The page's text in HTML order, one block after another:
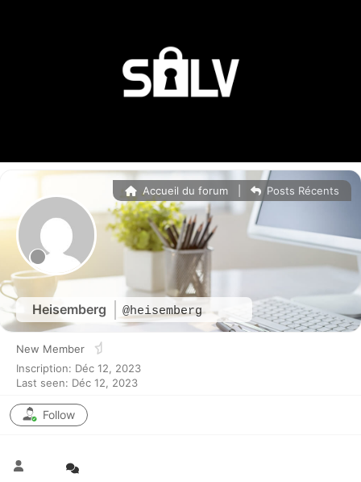
Heisemberg @heisemberg
Accueil du forum Posts Récents
New Member
Inscription: Déc 12, 2023
Last seen: Déc 12, 2023
Follow